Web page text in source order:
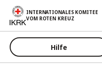
Direkt zum Inhalt
INTERNATIONALES KOMITEE
VOM ROTEN KREUZ
Hilfe